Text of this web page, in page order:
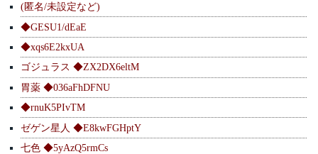
(匿名/未設定など)
◆GESU1/dEaE
◆xqs6E2kxUA
ゴジュラス ◆ZX2DX6eltM
胃薬 ◆036aFhDFNU
◆rnuK5PIvTM
ゼゲン星人 ◆E8kwFGHptY
七色 ◆5yAzQ5rmCs